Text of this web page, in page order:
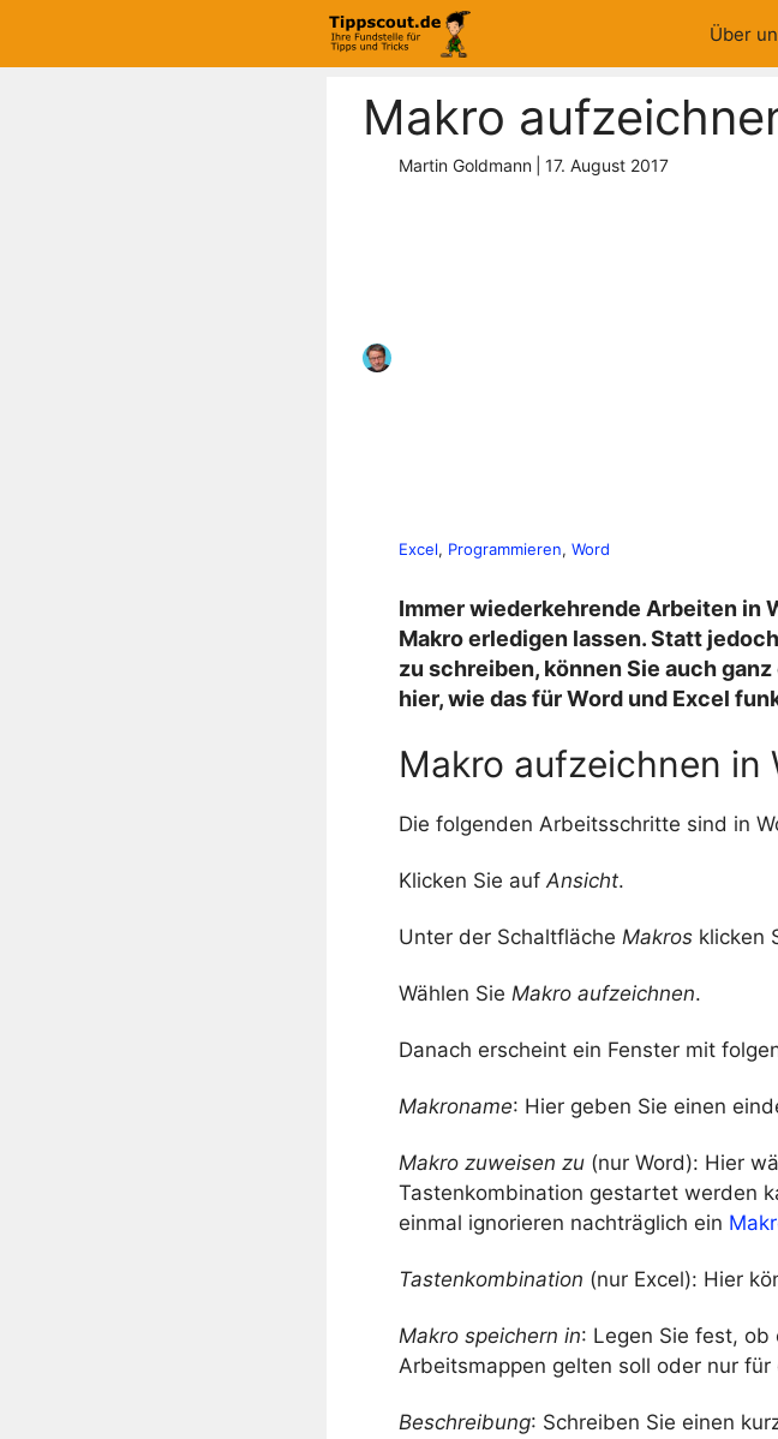
springen
Über
Makro
Martin Goldmann 17. August 2017
Excel, Programmieren, Word
Immer wiederkehrende Arbeiten in
Makro erledigen lassen. Statt
zu schreiben, können Sie auch
hier, wie das für Word und Excel
Makro aufzeichnen in
Die folgenden Arbeitsschritte sind in
Klicken Sie auf Ansicht.
Unter der Schaltfläche Makros klicken
Wählen Sie Makro aufzeichnen.
Danach erscheint ein Fenster mit
Makroname: Hier geben Sie einen
Makro zuweisen zu (nur Word): Hier
Tastenkombination gestartet werden
einmal ignorieren nachträglich ein
Tastenkombination (nur Excel): Hier
Makro speichern in: Legen Sie fest, ob
Arbeitsmappen gelten soll oder nur
Beschreibung: Schreiben Sie einen